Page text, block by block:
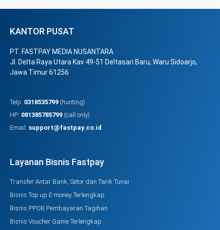
KANTOR PUSAT
PT. FASTPAY MEDIA NUSANTARA
Jl. Delta Raya Utara Kav 49-51 Deltasari Baru, Waru Sidoarjo,
Jawa Timur 61256
Telp: 0318535799 (hunting)
HP: 081385785799 (call only)
Email: support@fastpay.co.id
Layanan Bisnis Fastpay
Transfer Antar Bank, Setor dan Tarik Tunai
Bisnis Top up E-money Terlengkap
Bisnis PPOB Pembayaran Tagihan
Bisnis Voucher Game Terlengkap